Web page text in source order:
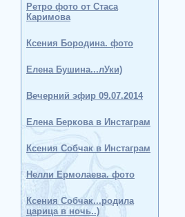
Ретро фото от Стаса
Каримова
Ксения Бородина. фото
Елена Бушина...лУки)
Вечерний эфир 09.07.2014
Елена Беркова в Инстаграм
Ксения Собчак в Инстаграм
Нелли Ермолаева. фото
Ксения Собчак...родила
царица в ночь..)